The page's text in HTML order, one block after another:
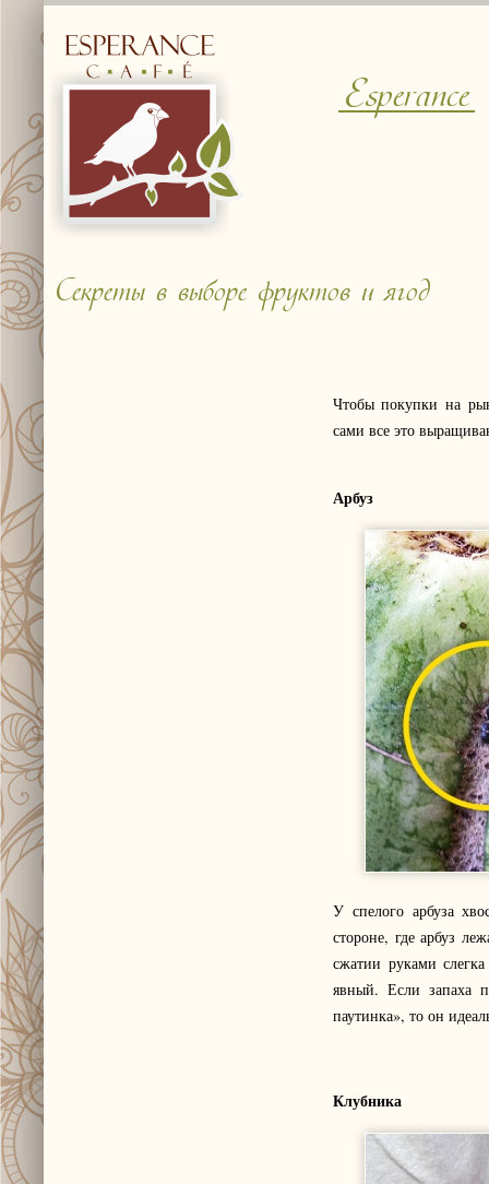
Esperance
Секреты в выборе фруктов и ягод
Чтобы покупки на
сами все это
Арбуз
У спелого арбуза
стороне, где арбуз
сжатии руками
явный. Если запаха
паутинка», то он
Клубника